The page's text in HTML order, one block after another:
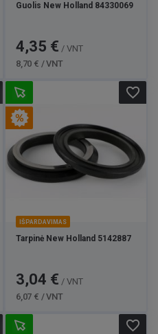
Guolis New Holland 84330069
Kaina
4,35 € / VNT
8,70 € / VNT
IŠPARDAVIMAS
Tarpinė New Holland 5142887
Kaina
3,04 € / VNT
6,07 € / VNT
favorite_border
favorite_border